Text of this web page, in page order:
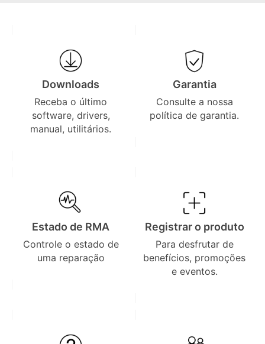
Downloads
Receba o último
software, drivers,
manual, utilitários.
Garantia
Consulte a nossa
política de garantia.
Estado de RMA
Controle o estado de
uma reparação
Registrar o produto
Para desfrutar de
benefícios, promoções
e eventos.